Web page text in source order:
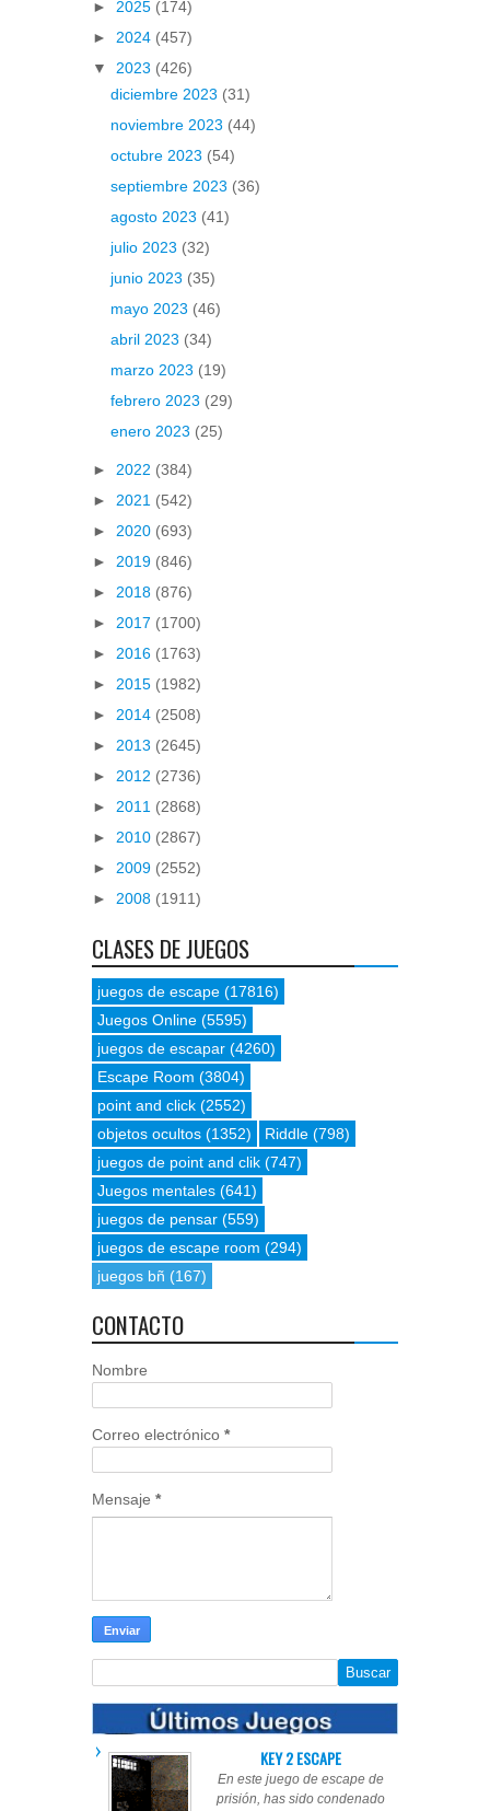
► 2025 (174)
► 2024 (457)
▼ 2023 (426)
diciembre 2023 (31)
noviembre 2023 (44)
octubre 2023 (54)
septiembre 2023 (36)
agosto 2023 (41)
julio 2023 (32)
junio 2023 (35)
mayo 2023 (46)
abril 2023 (34)
marzo 2023 (19)
febrero 2023 (29)
enero 2023 (25)
► 2022 (384)
► 2021 (542)
► 2020 (693)
► 2019 (846)
► 2018 (876)
► 2017 (1700)
► 2016 (1763)
► 2015 (1982)
► 2014 (2508)
► 2013 (2645)
► 2012 (2736)
► 2011 (2868)
► 2010 (2867)
► 2009 (2552)
► 2008 (1911)
CLASES DE JUEGOS
juegos de escape (17816)
Juegos Online (5595)
juegos de escapar (4260)
Escape Room (3804)
point and click (2552)
objetos ocultos (1352) Riddle (798)
juegos de point and clik (747)
Juegos mentales (641)
juegos de pensar (559)
juegos de escape room (294)
juegos bñ (167)
CONTACTO
Nombre
Correo electrónico *
Mensaje *
KEY 2 ESCAPE
En este juego de escape de
prisión, has sido condenado